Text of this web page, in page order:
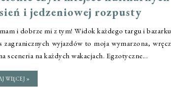
i jedzeniowej rozpusty
i dobrze mi z tym! Widok każdego targu i bazarku
zagranicznych wyjazdów to moja wymarzona, wręcz
sceneria na każdych wakacjach. Egzotyczne...
WIĘCEJ »